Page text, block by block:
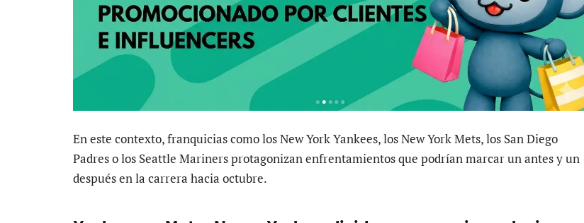
En este contexto, franquicias como los New York Yankees, los New York Mets, los San Diego
Padres o los Seattle Mariners protagonizan enfrentamientos que podrían marcar un antes y un
después en la carrera hacia octubre.